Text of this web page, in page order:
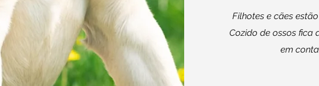
Filhotes e cães
Cozido de ossos fica
em